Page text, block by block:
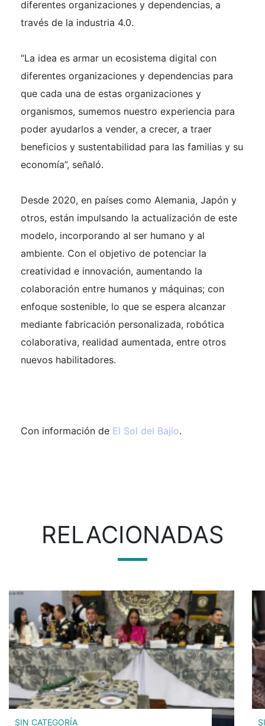
diferentes organizaciones y dependencias, a
través de la industria 4.0.
“La idea es armar un ecosistema digital con
diferentes organizaciones y dependencias para
que cada una de estas organizaciones y
organismos, sumemos nuestro experiencia para
poder ayudarlos a vender, a crecer, a traer
beneficios y sustentabilidad para las familias y su
economía”, señaló.
Desde 2020, en países como Alemania, Japón y
otros, están impulsando la actualización de este
modelo, incorporando al ser humano y al
ambiente. Con el objetivo de potenciar la
creatividad e innovación, aumentando la
colaboración entre humanos y máquinas; con
enfoque sostenible, lo que se espera alcanzar
mediante fabricación personalizada, robótica
colaborativa, realidad aumentada, entre otros
nuevos habilitadores.
Con información de El Sol del Bajío.
RELACIONADAS
SIN CATEGORÍA